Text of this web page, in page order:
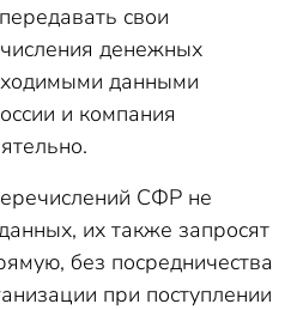
свои
денежных
данными
и компания
СФР не
их также запросят
без посредничества
при поступлении